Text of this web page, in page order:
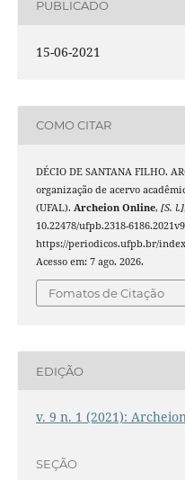
PUBLICADO
15-06-2021
COMO CITAR
DÉCIO DE SANTANA FILHO.
organização de acervo
(UFAL). Archeion Online, [S. l.]
10.22478/ufpb.2318-
https://periodicos.ufpb.br/
Acesso em: 7 ago. 2026.
Fomatos de Citação
EDIÇÃO
v. 9 n. 1 (2021):
SEÇÃO